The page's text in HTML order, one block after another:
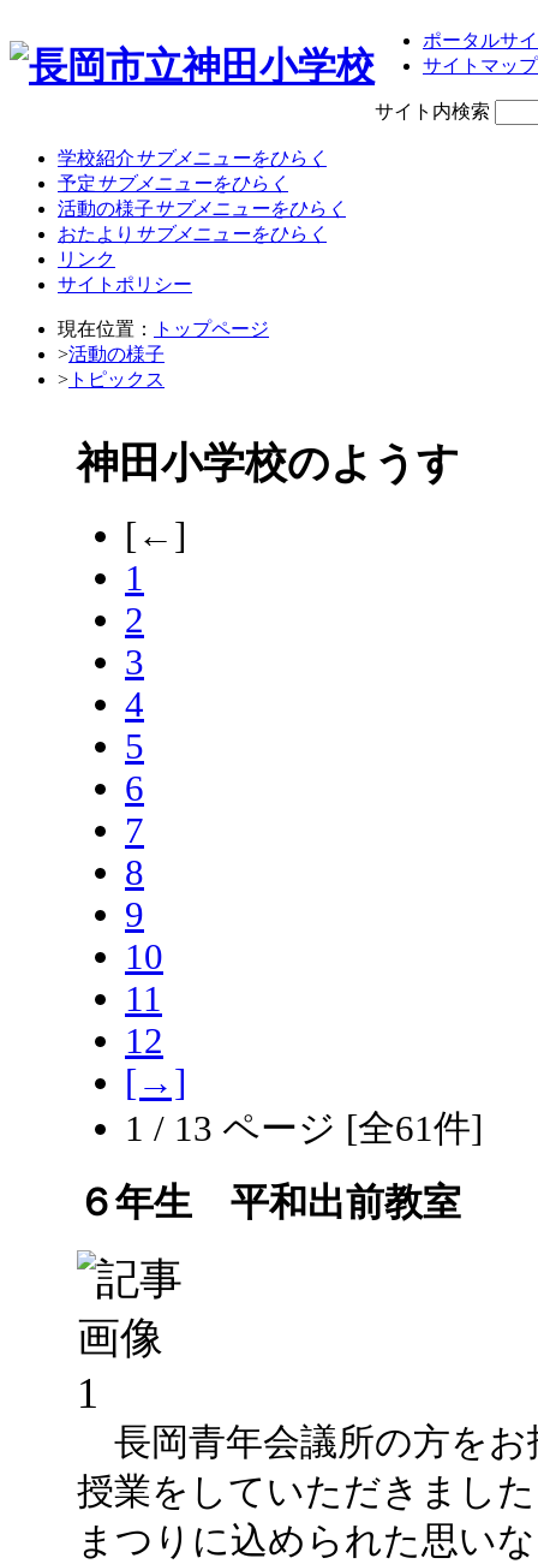
ポータルサ
サイトマップ
サイト内検索
学校紹介サブメニューをひらく
予定サブメニューをひらく
活動の様子サブメニューをひらく
おたより サブメニューをひらく
リンク
サイトポリシー
現在位置：
トップページ
>活動の様子
> トピックス
神田小学校のようす
[←]
1
2
3
4
5
6
7
8
9
10
11
12
[→]
1 / 13 ページ [全61件]
６年生 平和出前教室
長岡青年会議所の方をお
授業をしていただきまし
まつりに込められた思い